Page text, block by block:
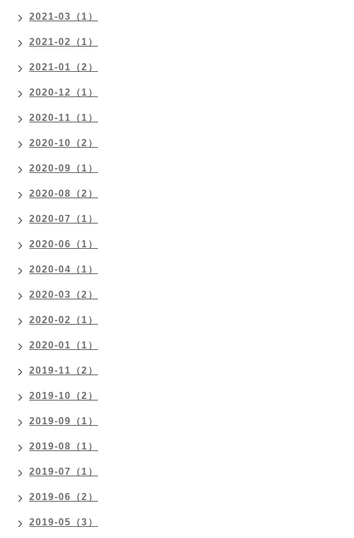
2021-03（1）
2021-02（1）
2021-01（2）
2020-12（1）
2020-11（1）
2020-10（2）
2020-09（1）
2020-08（2）
2020-07（1）
2020-06（1）
2020-04（1）
2020-03（2）
2020-02（1）
2020-01（1）
2019-11（2）
2019-10（2）
2019-09（1）
2019-08（1）
2019-07（1）
2019-06（2）
2019-05（3）